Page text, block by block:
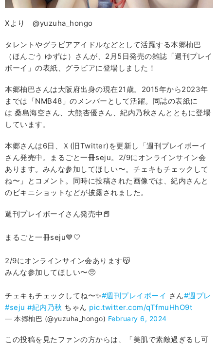
Xより @yuzuha_hongo
タレントやグラビアアイドルなどとして活躍する本郷柚巴
（ほんごう ゆずは）さんが、2月5日発売の雑誌「週刊プレイ
ボーイ」の表紙、グラビアに登場しました！
本郷柚巴さんは大阪府出身の現在21歳。2015年から2023年
までは「NMB48」のメンバーとして活躍。同誌の表紙に
は 桑島海空さん、大熊杏優さん、紀内乃秋さんとともに登場
しています。
本郷さんは6日、Ｘ(旧Twitter)を更新し「週刊プレイボーイ
さん発売中。まるごと一冊seju。2/9にオンラインサイン会
あります。みんな参加してほしい〜。チェキもチェックして
ね〜」とコメント。同時に投稿された画像では、紀内さんと
のビキニショットなどが披露されました。
週刊プレイボーイさん発売中📕
まるごと一冊seju💙🤍
2/9にオンラインサイン会あります😽
みんな参加してほしい〜🥺
チェキもチェックしてね〜✨#週刊プレイボーイ さん#週プレ
#seju #紀内乃秋 ちゃん pic.twitter.com/qTfmuHhO9t
— 本郷柚巴 (@yuzuha_hongo) February 6, 2024
この投稿を見たファンの方からは、「美肌で素敵過ぎるし可